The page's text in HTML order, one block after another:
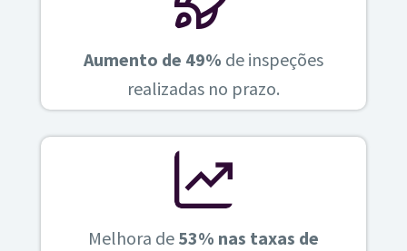
Aumento de 49% de inspeções
realizadas no prazo.
Melhora de 53% nas taxas de